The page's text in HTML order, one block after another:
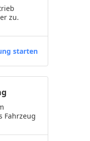
zu.
starten
Fahrzeug